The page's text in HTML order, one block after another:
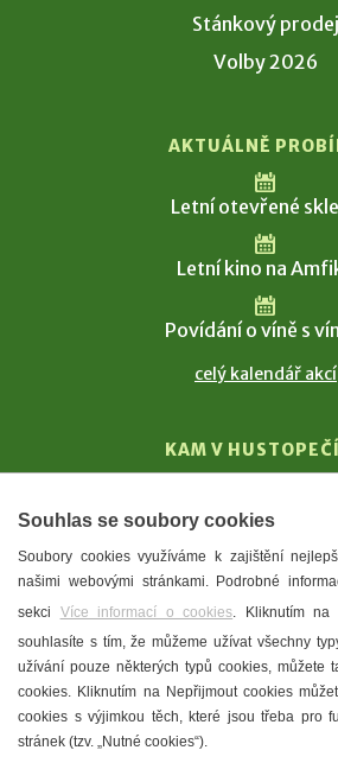
Stánkový prodej
Volby 2026
AKTUÁLNĚ
Letní otevřené
Letní kino na
Povídání o víně s
celý kalendář akcí
KAM V
T. G. Masaryk
Mandloně
Ubytování
Restaurace
Městské muzeum a
Denní meníčka
Souhlas se soubory cookies
Soubory cookies využíváme k zajištění
našimi webovými stránkami. Podrobné
sekci Více informací o cookies. Kliknutím na
souhlasíte s tím, že můžeme užívat všechny
užívání pouze některých typů cookies, můžete
cookies. Kliknutím na Nepřijmout cookies
cookies s výjimkou těch, které jsou třeba pro
stránek (tzv. „Nutné cookies“).